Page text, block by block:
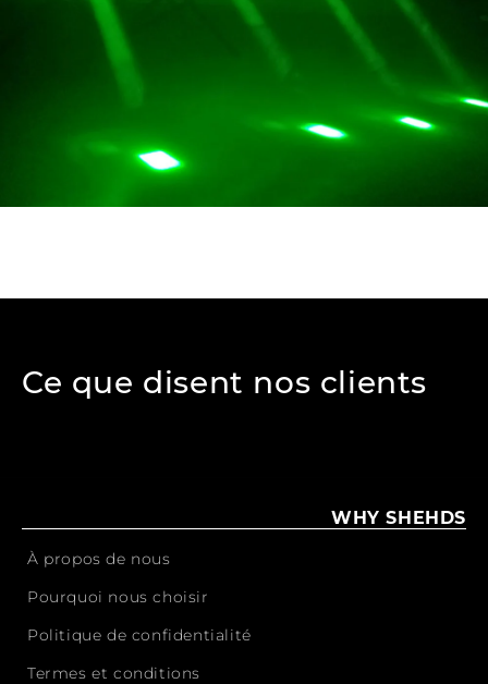
Ce que disent nos clients
WHY SHEHDS
À propos de nous
Pourquoi nous choisir
Politique de confidentialité
Termes et conditions